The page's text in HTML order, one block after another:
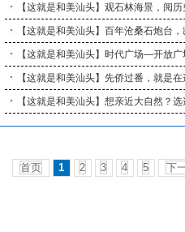
【这就是和美汕头】观石林海景，阅
【这就是和美汕头】百年沧桑石炮台
【这就是和美汕头】时代广场—开放广
【这就是和美汕头】先侨过番，就是
【这就是和美汕头】想亲近大自然？
首页 1 2 3 4 5 下